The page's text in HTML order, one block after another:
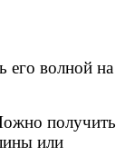
его волной на
получить
или